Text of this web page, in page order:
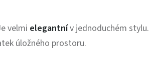
velmi elegantnív jednoduchém stylu.
úložného prostoru.